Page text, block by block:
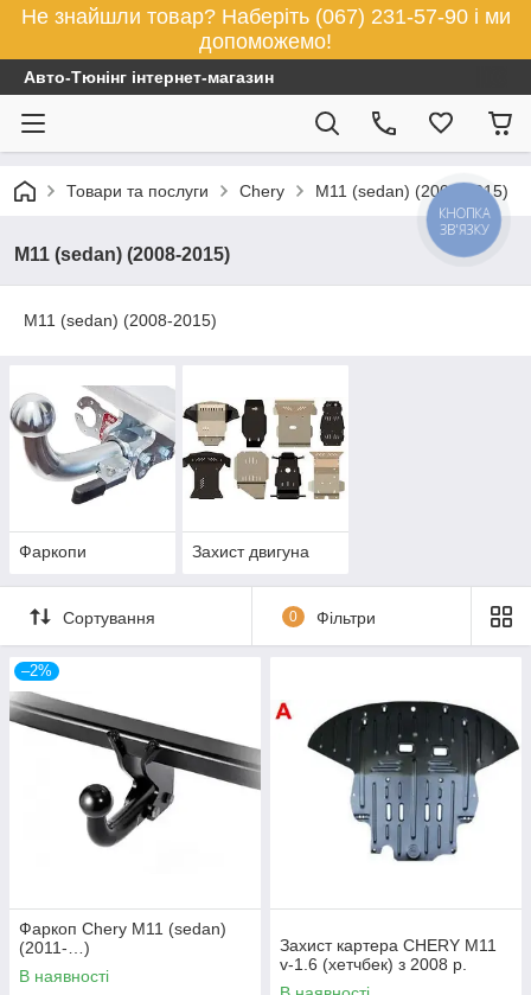
Не знайшли товар? Наберіть (067) 231-57-90 і ми
допоможемо!
Авто-Тюнінг інтернет-магазин
Товари та послуги Chery M11 (sedan) (2008-2015)
M11 (sedan) (2008-2015)
M11 (sedan) (2008-2015)
Фаркопи Захист двигуна
Сортування 0 Фільтри
–2%
Фаркоп Chery M11 (sedan)
(2011-…)
В наявності
Захист картера CHERY M11
v-1.6 (хетчбек) з 2008 р.
КНОПКА
ЗВ'ЯЗКУ